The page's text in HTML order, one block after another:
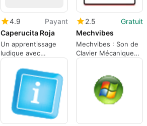
4.9
Payant
Caperucita Roja
Un apprentissage
ludique avec
Caperucita Roja
2.5
Gratuit
Mechvibes
Mechvibes : Son de
Clavier Mécanique
Virtuel